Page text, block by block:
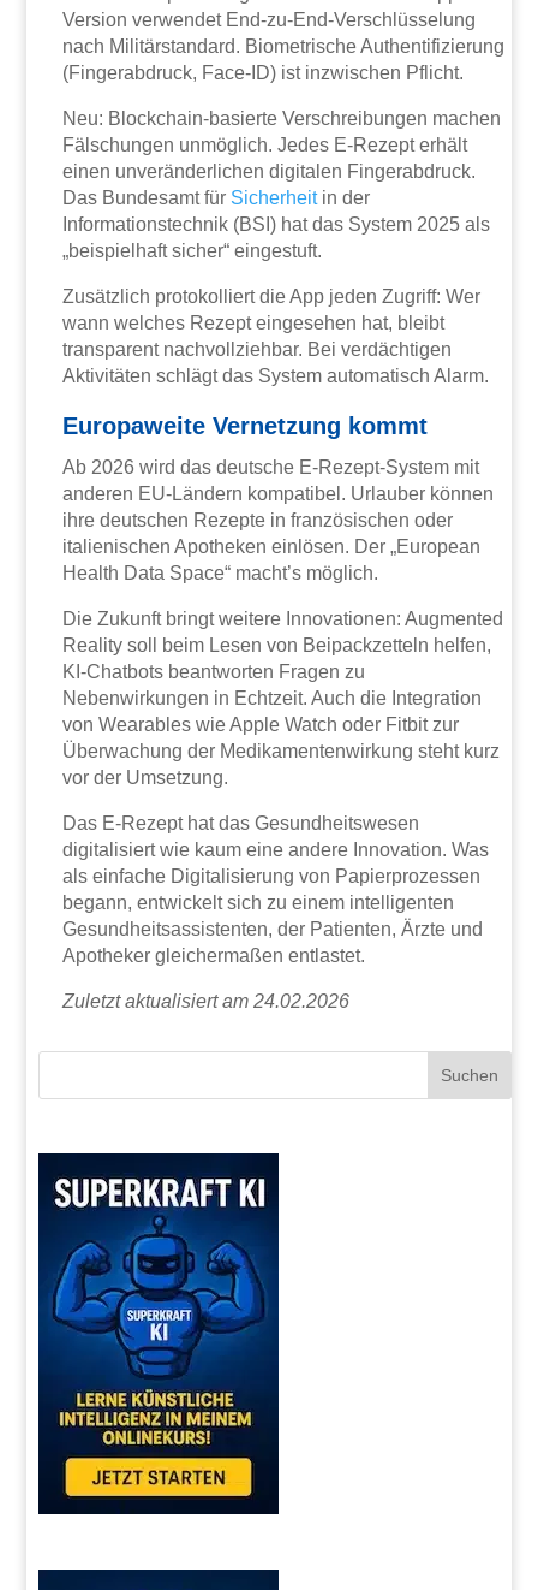
Version verwendet End-zu-End-Verschlüsselung
nach Militärstandard. Biometrische Authentifizierung
(Fingerabdruck, Face-ID) ist inzwischen Pflicht.
Neu: Blockchain-basierte Verschreibungen machen
Fälschungen unmöglich. Jedes E-Rezept erhält
einen unveränderlichen digitalen Fingerabdruck.
Das Bundesamt für Sicherheitin der
Informationstechnik (BSI) hat das System 2025 als
„beispielhaft sicher“ eingestuft.
Zusätzlich protokolliert die App jeden Zugriff: Wer
wann welches Rezept eingesehen hat, bleibt
transparent nachvollziehbar. Bei verdächtigen
Aktivitäten schlägt das System automatisch Alarm.
Europaweite Vernetzung kommt
Ab 2026 wird das deutsche E-Rezept-System mit
anderen EU-Ländern kompatibel. Urlauber können
ihre deutschen Rezepte in französischen oder
italienischen Apotheken einlösen. Der „European
Health Data Space“ macht’s möglich.
Die Zukunft bringt weitere Innovationen: Augmented
Reality soll beim Lesen von Beipackzetteln helfen,
KI-Chatbots beantworten Fragen zu
Nebenwirkungen in Echtzeit. Auch die Integration
von Wearables wie Apple Watch oder Fitbit zur
Überwachung der Medikamentenwirkung steht kurz
vor der Umsetzung.
Das E-Rezept hat das Gesundheitswesen
digitalisiert wie kaum eine andere Innovation. Was
als einfache Digitalisierung von Papierprozessen
begann, entwickelt sich zu einem intelligenten
Gesundheitsassistenten, der Patienten, Ärzte und
Apotheker gleichermaßen entlastet.
Zuletzt aktualisiert am 24.02.2026